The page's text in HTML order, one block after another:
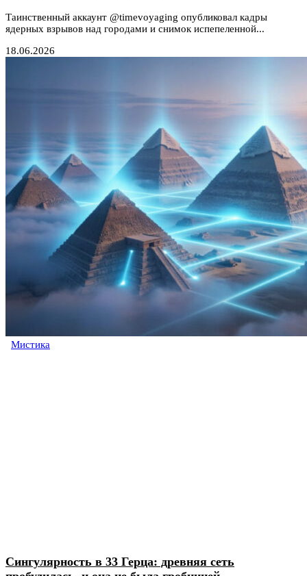
Таинственный аккаунт @timevoyaging опубликовал кадры
ядерных взрывов над городами и снимок испепеленной...
18.06.2026
Мистика
Сингулярность в 33 Герца: древняя сеть